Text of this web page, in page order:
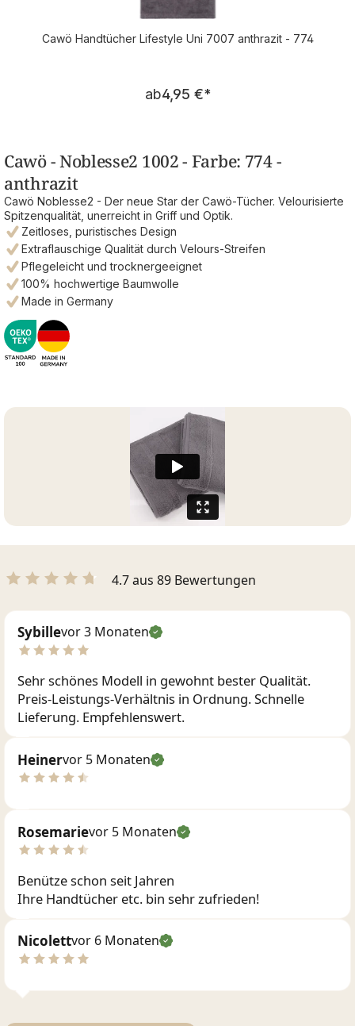
Cawö Handtücher Lifestyle Uni 7007 anthrazit - 774
Regulärer Preis:
ab4,95 €*
Cawö - Noblesse2 1002 - Farbe: 774 -
anthrazit
Cawö Noblesse2 - Der neue Star der Cawö-Tücher. Velourisierte
Spitzenqualität, unerreicht in Griff und Optik.
Zeitloses, puristisches Design
Extraflauschige Qualität durch Velours-Streifen
Pflegeleicht und trocknergeeignet
100% hochwertige Baumwolle
Made in Germany
4.7 aus 89 Bewertungen
Sybillevor 3 Monaten
Sehr schönes Modell in gewohnt bester Qualität.
Preis-Leistungs-Verhältnis in Ordnung. Schnelle
Lieferung. Empfehlenswert.
Heinervor 5 Monaten
Rosemarievor 5 Monaten
Benütze schon seit Jahren
Ihre Handtücher etc. bin sehr zufrieden!
Nicolettvor 6 Monaten